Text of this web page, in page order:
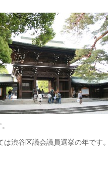
渋谷区議会議員選挙の年です。